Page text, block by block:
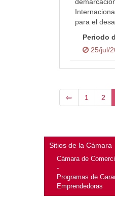
para el
Periodo
25/jul/
⇦ 1 2
Sitios de la Cámara
Cámara de
-
Programas de
Emprendedoras